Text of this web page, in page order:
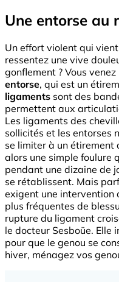
Une entorse au
Un effort violent qui
ressentez une vive
gonflement ? Vous
entorse, qui est un
ligaments sont des
permettent aux
Les ligaments des
sollicités et les entorses
se limiter à un étirement
alors une simple foulure
pendant une dizaine de
se rétablissent. Mais
exigent une intervention
plus fréquentes de
rupture du ligament
le docteur Sesboüe. Elle
pour que le genou se
hiver, ménagez vos